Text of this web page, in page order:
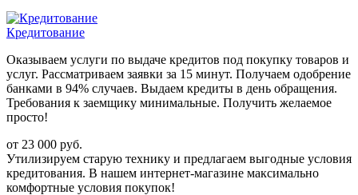
Кредитование
Оказываем услуги по выдаче кредитов под покупку товаров и
услуг. Рассматриваем заявки за 15 минут. Получаем одобрение
банками в 94% случаев. Выдаем кредиты в день обращения.
Требования к заемщику минимальные. Получить желаемое
просто!
от 23 000 руб.
Утилизируем старую технику и предлагаем выгодные условия
кредитования. В нашем интернет-магазине максимально
комфортные условия покупок!